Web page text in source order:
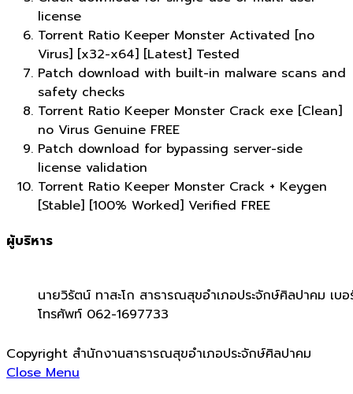
license
Torrent Ratio Keeper Monster Activated [no
Virus] [x32-x64] [Latest] Tested
Patch download with built-in malware scans and
safety checks
Torrent Ratio Keeper Monster Crack exe [Clean]
no Virus Genuine FREE
Patch download for bypassing server-side
license validation
Torrent Ratio Keeper Monster Crack + Keygen
[Stable] [100% Worked] Verified FREE
ผู้บริหาร
นายวิรัตน์ ทาสะโก สาธารณสุขอำเภอประจักษ์ศิลปาคม เบอ
โทรศัพท์ 062-1697733
Copyright สำนักงานสาธารณสุขอำเภอประจักษ์ศิลปาคม
Close Menu